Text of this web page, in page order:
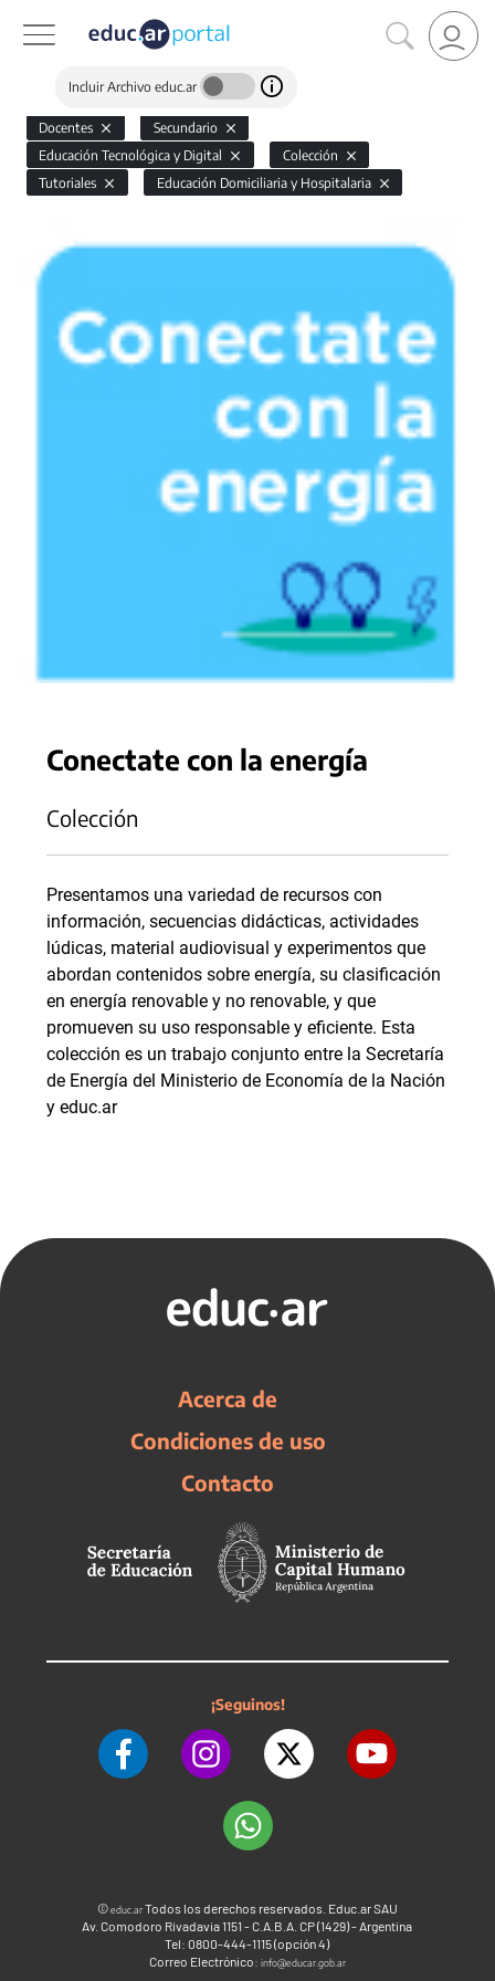
Incluir Archivo educ.ar
Docentes
Secundario
Educación Tecnológica y Digital
Colección
Tutoriales
Educación Domiciliaria y Hospitalaria
Conectate con la energía
Colección
Presentamos una variedad de recursos con
información, secuencias didácticas, actividades
lúdicas, material audiovisual y experimentos que
abordan contenidos sobre energía, su clasificación
en energía renovable y no renovable, y que
promueven su uso responsable y eficiente. Esta
colección es un trabajo conjunto entre la Secretaría
de Energía del Ministerio de Economía de la Nación
y educ.ar
Acerca de
Condiciones de uso
Contacto
¡Seguinos!
©educ.arTodos los derechos reservados. Educ.ar SAU
Av. Comodoro Rivadavia 1151 - C.A.B.A. CP (1429) - Argentina
Tel: 0800-444-1115 (opción 4)
Correo Electrónico: info@educar.gob.ar